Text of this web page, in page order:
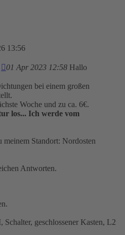
13:56
01 Apr 2023 12:58 Hallo
bei einem großen
Woche und zu ca. 6€.
los... Ich werde vom
meinem Standort: Nordosten
Antworten.
geschlossener Kasten, L2